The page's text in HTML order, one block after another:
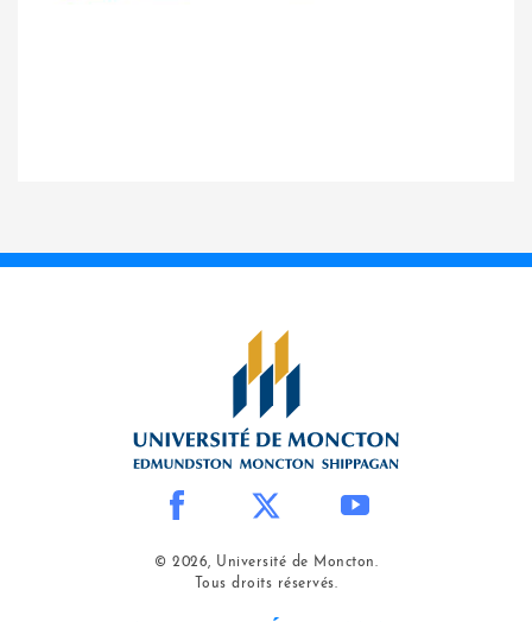
© 2026, Université de Moncton.
Tous droits réservés.